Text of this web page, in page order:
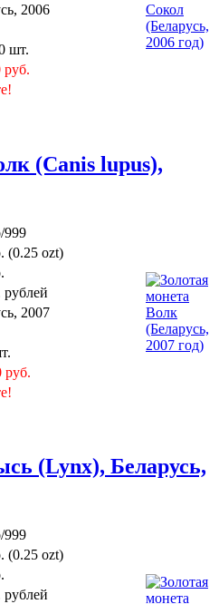
2006
шт.
руб.
(Canis lupus),
999
(0.25 ozt)
рублей
2007
руб.
(Lynx), Беларусь,
999
(0.25 ozt)
рублей